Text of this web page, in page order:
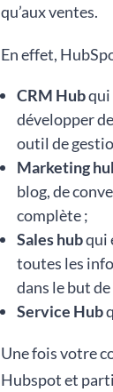
qu’aux ventes.
En effet,
CRM Hubqui
développer
outil de
Marketing
blog, de
complète ;
Sales hubqui
toutes les
dans le but
Service Hub
Une fois votre
Hubspot et